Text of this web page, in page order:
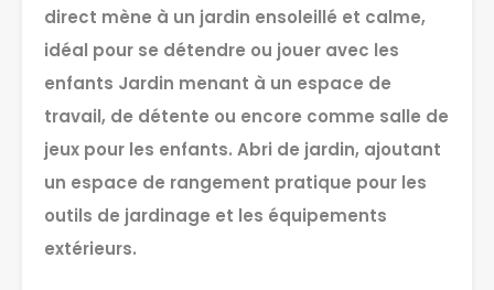
direct mène à un jardin ensoleillé et calme,
idéal pour se détendre ou jouer avec les
enfants Jardin menant à un espace de
travail, de détente ou encore comme salle de
jeux pour les enfants. Abri de jardin, ajoutant
un espace de rangement pratique pour les
outils de jardinage et les équipements
extérieurs.